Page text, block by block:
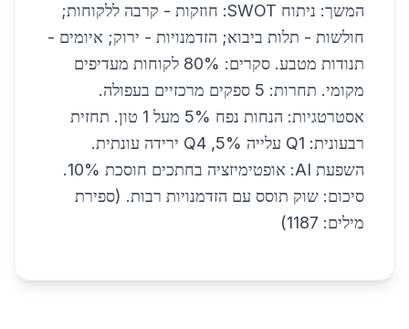
המשך: ניתוח SWOT: חוזקות - קרבה ללקוחות;
חולשות - תלות ביבוא; הזדמנויות - ירוק; איומים -
תנודות מטבע. סקרים: 80% לקוחות מעדיפים
מקומי. תחרות: 5 ספקים מרכזיים בעפולה.
אסטרטגיות: הנחות נפח 5% מעל 1 טון. תחזית
רבעונית: Q1 עלייה 5%, Q4 ירידה עונתית.
השפעת AI: אופטימיזציה בחתכים חוסכת 10%.
סיכום: שוק תוסס עם הזדמנויות רבות. (ספירת
מילים: 1187)